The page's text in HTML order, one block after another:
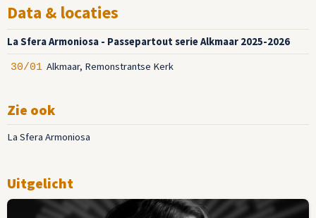
Data & locaties
La Sfera Armoniosa - Passepartout serie Alkmaar 2025-2026
30/01 Alkmaar, Remonstrantse Kerk
Zie ook
La Sfera Armoniosa
Uitgelicht